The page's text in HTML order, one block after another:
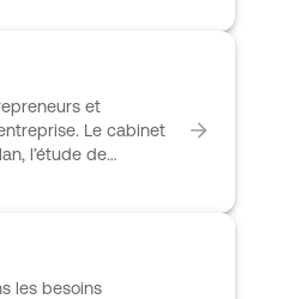
et
Le cabinet
l’étude de
statut du dirigeant,
adapté aux
les besoins